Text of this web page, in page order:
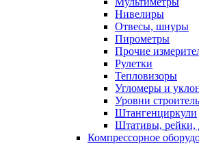
Нивелиры
Отвесы, шнуры
Пирометры
Прочие
Рулетки
Тепловизоры
Угломеры и
Уровни
Штангенциркули
Штативы, рейки,
Компрессорное